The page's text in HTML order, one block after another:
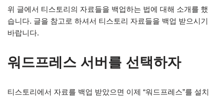
위 글에서 티스토리의 자료들을 백업하는 법에 대해 소개를 했
습니다. 글을 참고로 하셔서 티스토리 자료들을 백업 받으시기
바랍니다.
워드프레스 서버를 선택하자
티스토리에서 자료를 백업 받았으면 이제 “워드프레스”를 설치